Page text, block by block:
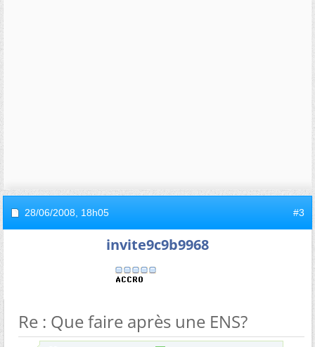
28/06/2008, 18h05 #3
invite9c9b9968
Re : Que faire après une ENS?